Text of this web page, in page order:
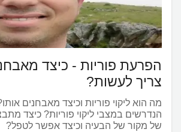
הפרעת פוריות - כיצד
צריך לעשות?
מה הוא ליקוי פוריות וכיצד מאבחנים
הנדרשים במצבי ליקוי פוריות? כיצד
של מקור של הבעיה וכיצד אפשר לטפל?